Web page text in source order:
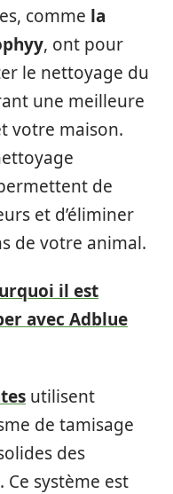
comme la
, ont pour
le nettoyage du
une meilleure
votre maison.
de
et d’éliminer
de votre animal.
il est
avec Adblue
utilisent
de tamisage
des
système est